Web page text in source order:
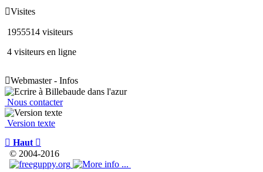
Visites
1955514 visiteurs
4 visiteurs en ligne
Webmaster - Infos
Nous contacter
Version texte
 Haut 
© 2004-2016